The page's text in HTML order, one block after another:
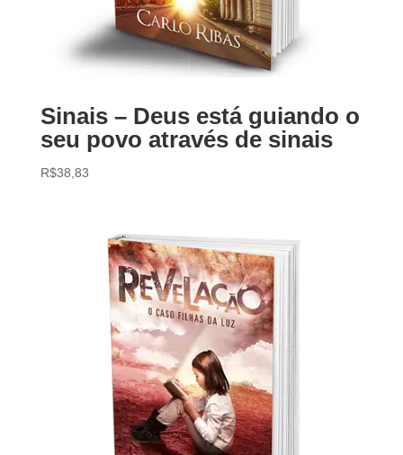
Sinais – Deus está guiando o
seu povo através de sinais
R$38,83